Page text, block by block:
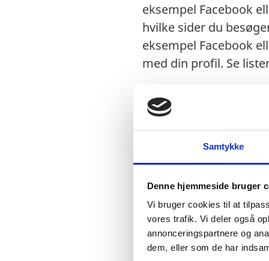
Samtykke
Denne hjemmeside bruger
Vi bruger cookies til at
vores trafik. Vi deler også
annonceringspartnere og
dem, eller som de har
eksempel Facebook
hvilke sider du
eksempel Facebook
med din profil. Se
SÆRLIGT OM COOKIES
Udenrigsministeriet
ved, at der sættes
ok på det cookie-
hjemmeside.
HVAD ER EN COOKIE?
En cookie er en lille